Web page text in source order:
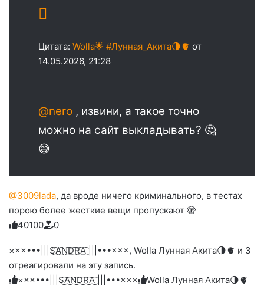
Цитата: Wolla🌟 #Лунная_Акита🌗🫀 от
14.05.2026, 21:28
@nero , извини, а такое точно
можно на сайт выкладывать? 🤔
😅
@3009lada, да вроде ничего криминального, в тестах
порою более жесткие вещи пропускают 🫣
Голосуйте
вверх.
4
Нажмите
реакцию:
улыбаюсь
0
Нажмите
реакцию:
смеюсь
до
слез
1
Нажмите
реакцию:
печаль
0
Нажмите
реакцию:
плачу
0
Нажмите
благодарю
0
×××•••|||S͜͡A͜͡N͜͡D͜͡R͜͡A͜͡ |||•••×××, Wolla Лунная Акита🌗🫀 и 3
отреагировали на эту запись.
×××•••|||S͜͡A͜͡N͜͡D͜͡R͜͡A͜͡ |||•••×××
Wolla Лунная Акита🌗🫀